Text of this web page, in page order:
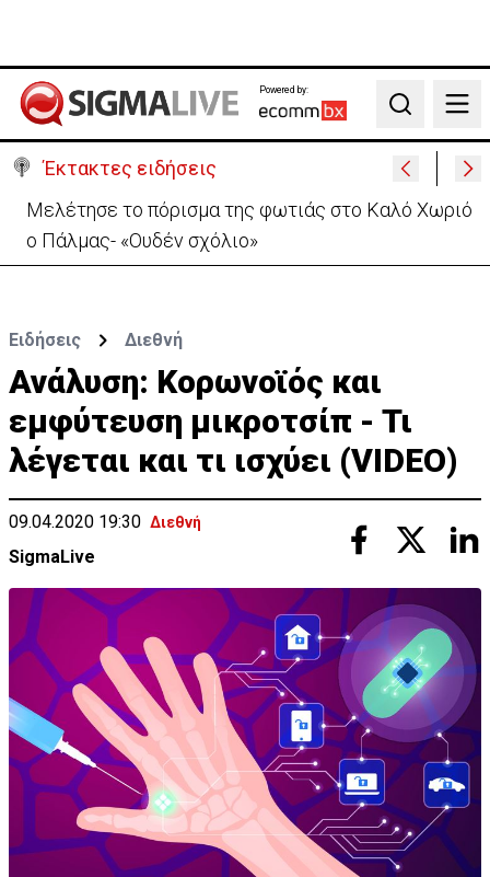
Powered by:
Search
Έκτακτες ειδήσεις
ΚΕ: Το μείζον είναι η Τουρκία να επανέλθει στο
τραπέζι των διαπραγματεύσεων
Ειδήσεις Διεθνή
Ανάλυση: Κορωνοϊός και
εμφύτευση μικροτσίπ - Τι
λέγεται και τι ισχύει (VIDEO)
09.04.2020 19:30 Διεθνή
SigmaLive